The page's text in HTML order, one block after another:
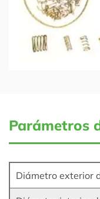
Parámetros
Diámetro exterior